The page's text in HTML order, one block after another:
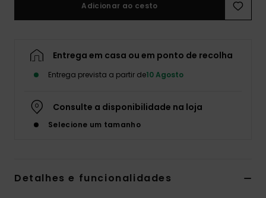
Adicionar ao cesto
Entrega em casa ou em ponto de recolha
Entrega prevista a partir de10 Agosto
Consulte a disponibilidade na loja
Selecione um tamanho
Detalhes e funcionalidades